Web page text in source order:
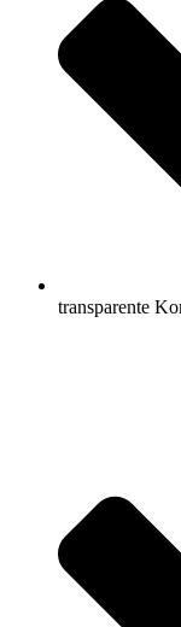
transparente